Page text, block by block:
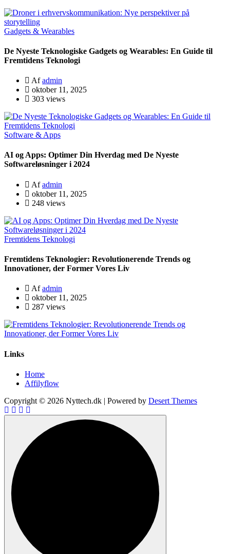
Gadgets & Wearables
De Nyeste Teknologiske Gadgets og Wearables: En Guide til
Fremtidens Teknologi
Afadmin
oktober 11, 2025
303 views
Software & Apps
AI og Apps: Optimer Din Hverdag med De Nyeste
Softwareløsninger i 2024
Afadmin
oktober 11, 2025
248 views
Fremtidens Teknologi
Fremtidens Teknologier: Revolutionerende Trends og
Innovationer, der Former Vores Liv
Afadmin
oktober 11, 2025
287 views
Links
Home
Affilyflow
Copyright © 2026 Nyttech.dk | Powered by Desert Themes